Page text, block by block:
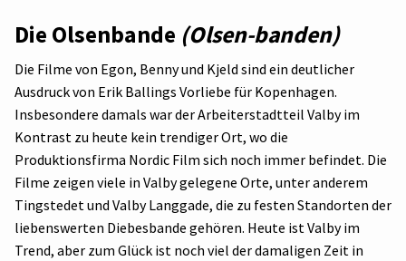
Die Olsenbande (Olsen-banden)
Die Filme von Egon, Benny und Kjeld sind ein deutlicher
Ausdruck von Erik Ballings Vorliebe für Kopenhagen.
Insbesondere damals war der Arbeiterstadtteil Valby im
Kontrast zu heute kein trendiger Ort, wo die
Produktionsfirma Nordic Film sich noch immer befindet. Die
Filme zeigen viele in Valby gelegene Orte, unter anderem
Tingstedet und Valby Langgade, die zu festen Standorten der
liebenswerten Diebesbande gehören. Heute ist Valby im
Trend, aber zum Glück ist noch viel der damaligen Zeit in